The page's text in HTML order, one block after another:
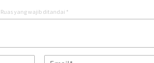
Ruas yang wajib ditandai *